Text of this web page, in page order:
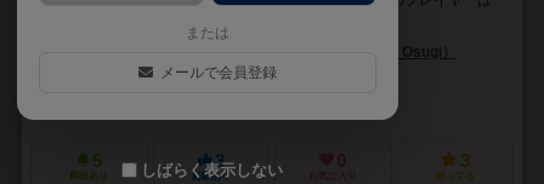
大杉 功（Isao Osugi）
畠山 真央（Mao Hatakeyama)
5
興味あり
3
経験あり お気に入り
3
持ってる
または
メールで会員登録
しばらく表示しない